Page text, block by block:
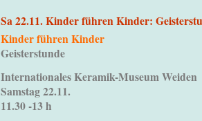
Sa 22.11. Kinder führen Kinder:
Kinder führen Kinder
Geisterstunde
Internationales Keramik-Museum Weiden
Samstag 22.11.
11.30 -13 h